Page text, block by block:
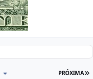
PRÓXIMA